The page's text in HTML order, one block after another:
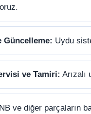
Güncelleme: Uydu
ve Tamiri: Arızalı
ve diğer parçaların